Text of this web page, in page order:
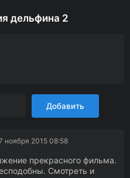
дельфина 2
Добавить
ноября 2015 08:58
прекрасного фильма.
Смотреть и